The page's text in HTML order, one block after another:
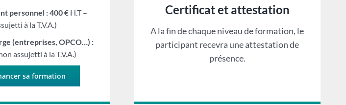
personnel : 400€ H.T –
à la T.V.A.)
(entreprises, OPCO…) :
assujetti à la T.V.A.)
sa formation
Certificat et attestation
A la fin de chaque niveau de formation, le
participant recevra une attestation de
présence.